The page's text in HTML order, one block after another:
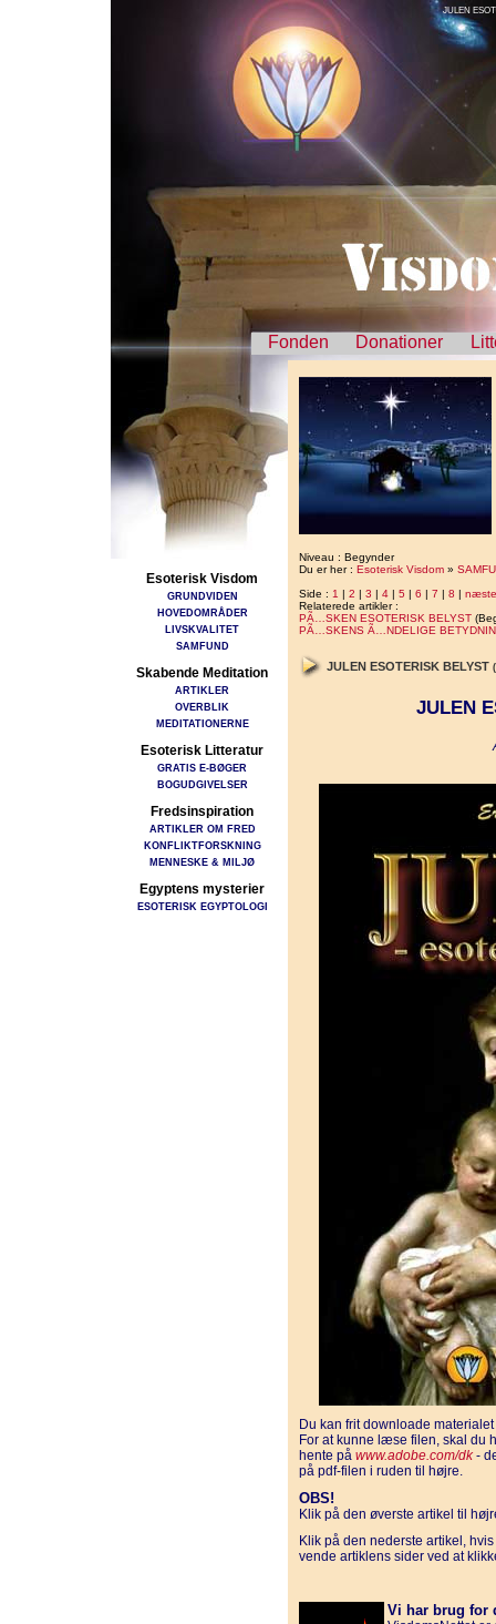
JULEN
Fonden Donationer
Esoterisk Visdom
GRUNDVIDEN
HOVEDOMRÅDER
LIVSKVALITET
SAMFUND
Skabende Meditation
ARTIKLER
OVERBLIK
MEDITATIONERNE
Esoterisk Litteratur
GRATIS E-BØGER
BOGUDGIVELSER
Fredsinspiration
ARTIKLER OM FRED
KONFLIKTFORSKNING
MENNESKE & MILJØ
Egyptens mysterier
ESOTERISK EGYPTOLOGI
Niveau : Begynder
Du er her : Esoterisk Visdom »
Side : 1 | 2 | 3 | 4 | 5 | 6 | 7 | 8 | næste
Relaterede artikler :
PÃ…SKEN ESOTERISK BELYST
PÃ…SKENS Ã…NDELIGE
JULEN ESOTERISK BELYST
JULEN
Du kan frit downloade materialet
For at kunne læse filen, skal du
hente på www.adobe.com/dk-
på pdf-filen i ruden til højre.
OBS!
Klik på den øverste artikel til
Klik på den nederste artikel,
vende artiklens sider ved at
Vi har brug for